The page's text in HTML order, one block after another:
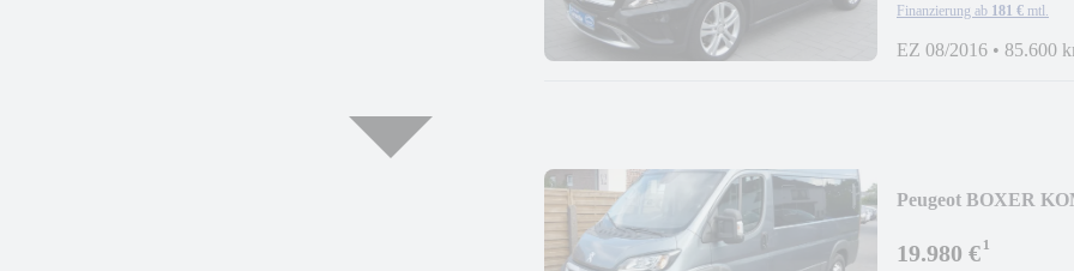
Finanzierung ab 181 € mtl.
EZ 08/2016 • 85.600
Peugeot BOXER
19.980 €¹